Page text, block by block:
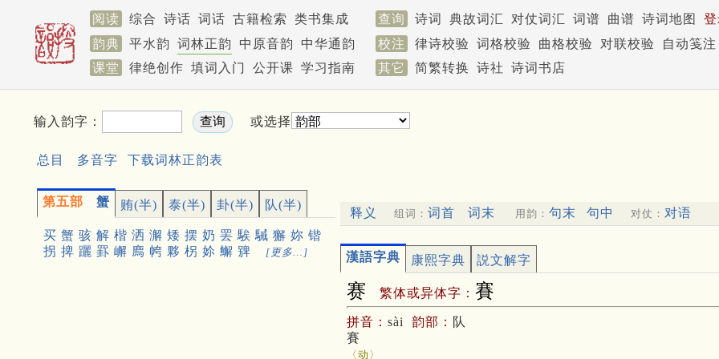
阅读 综合 诗话 词话 古籍检索 类书集成 查询 诗词 典故词汇 对仗词汇 词谱 曲谱 诗词地图
韵典
平水韵 词林正韵 中原音韵 中华通韵 校注 律诗校验 词格校验 曲格校验 对联校验
自动笺注
课堂
律绝创作 填词入门 公开课 学习指南 其它 简繁转换 诗社 诗词书店
输入韵字： 或选择
总目 多音字 下载词林正韵表
第五部 蟹 贿(半) 泰(半) 卦(半) 队(半)
买 蟹 骇 解 楷 洒 澥 矮 摆 奶 罢 騃 駴 獬 妳 锴
拐 捭 躧 罫 嶰 廌 㡁 夥 柺 㚷 䲒 㗗 [更多…]
释义 组词： 词首 词末 用韵： 句末 句中 对仗： 对语
漢語字典 康熙字典 説文解字
赛 繁体或异体字： 賽
拼音： sài 韵部： 队
賽
〈动〉